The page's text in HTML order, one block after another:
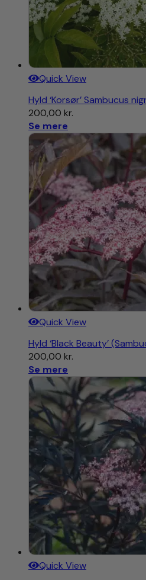
Quick View
Hyld ‘Korsør’ Sambucus
200,00 kr.
Se mere
Quick View
Hyld ‘Black Beauty’
200,00 kr.
Se mere
Quick View